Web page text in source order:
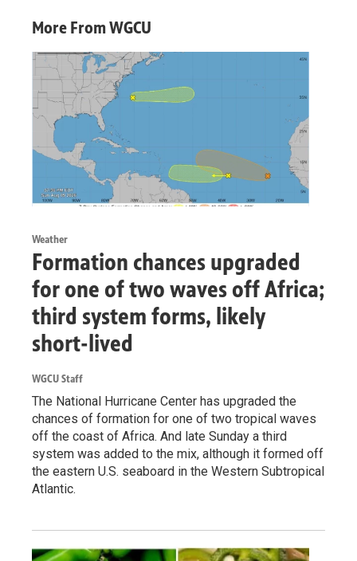
More From WGCU
Weather
Formation chances upgraded
for one of two waves off Africa;
third system forms, likely
short-lived
WGCU Staff
The National Hurricane Center has upgraded the
chances of formation for one of two tropical waves
off the coast of Africa. And late Sunday a third
system was added to the mix, although it formed off
the eastern U.S. seaboard in the Western Subtropical
Atlantic.